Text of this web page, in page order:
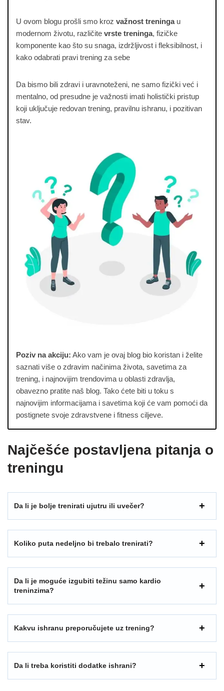
U ovom blogu prošli smo kroz važnost treningau
modernom životu, različite vrste treninga, fizičke
komponente kao što su snaga, izdržljivost i fleksibilnost, i
kako odabrati pravi trening za sebe
Da bismo bili zdravi i uravnoteženi, ne samo fizički već i
mentalno, od presudne je važnosti imati holistički pristup
koji uključuje redovan trening, pravilnu ishranu, i pozitivan
stav.
Poziv na akciju: Ako vam je ovaj blog bio koristan i želite
saznati više o zdravim načinima života, savetima za
trening, i najnovijim trendovima u oblasti zdravlja,
obavezno pratite naš blog. Tako ćete biti u toku s
najnovijim informacijama i savetima koji će vam pomoći da
postignete svoje zdravstvene i fitness ciljeve.
Najčešće postavljena pitanja o
treningu
Da li je bolje trenirati ujutru ili uvečer?
Koliko puta nedeljno bi trebalo trenirati?
Da li je moguće izgubiti težinu samo kardio
treninzima?
Kakvu ishranu preporučujete uz trening?
Da li treba koristiti dodatke ishrani?